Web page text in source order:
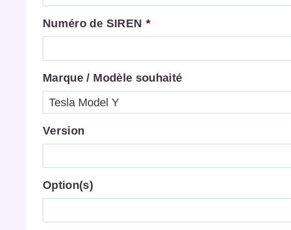
Numéro de SIREN *
Marque / Modèle souhaité
Version
Option(s)